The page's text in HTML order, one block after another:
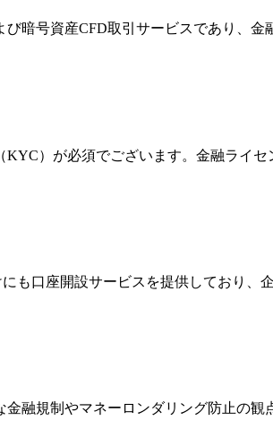
暗号資産CFD取引サービスであり、
）が必須でございます。金融ライ
も口座開設サービスを提供しており、
融規制やマネーロンダリング防止の